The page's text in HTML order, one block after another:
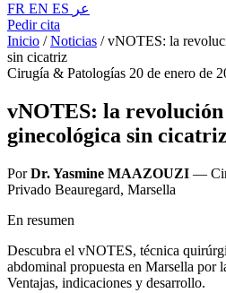
FR EN ES عر
Pedir cita
Inicio / Noticias / vNOTES: la
sin cicatriz
Cirugía & Patologías 20 de enero de
vNOTES: la
ginecológica sin cicatriz
PorDr. Yasmine MAAZOUZI —
Privado Beauregard, Marsella
En resumen
Descubra el vNOTES, técnica
abdominal propuesta en Marsella por
Ventajas, indicaciones y desarrollo.